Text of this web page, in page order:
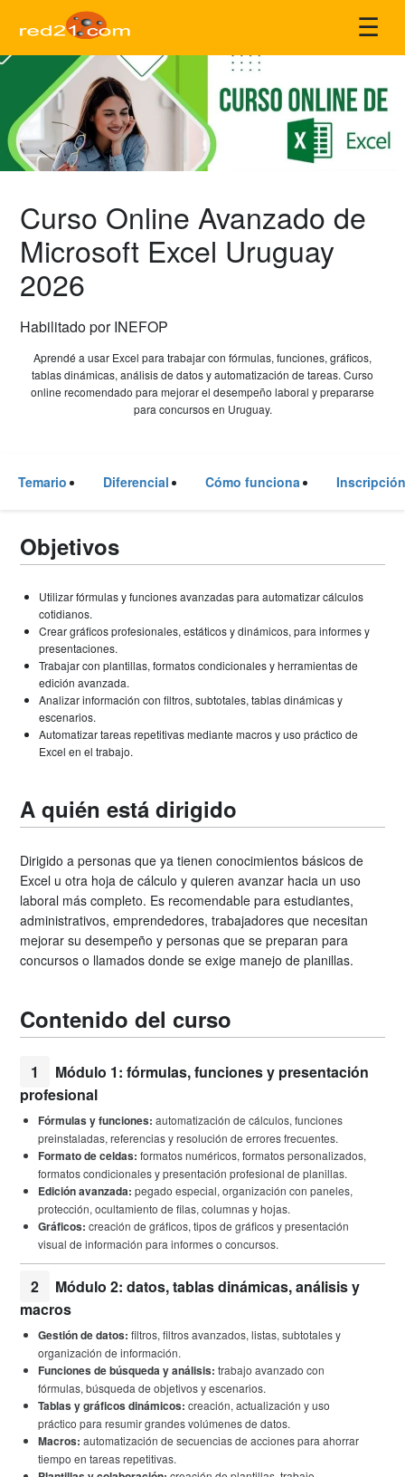
☰
Curso Online Avanzado de
Microsoft Excel Uruguay
2026
Habilitado por INEFOP
Aprendé a usar Excel para trabajar con fórmulas, funciones, gráficos,
tablas dinámicas, análisis de datos y automatización de tareas. Curso
online recomendado para mejorar el desempeño laboral y prepararse
para concursos en Uruguay.
Temario Diferencial Cómo funciona Inscripción
Objetivos
Utilizar fórmulas y funciones avanzadas para automatizar cálculos
cotidianos.
Crear gráficos profesionales, estáticos y dinámicos, para informes y
presentaciones.
Trabajar con plantillas, formatos condicionales y herramientas de
edición avanzada.
Analizar información con filtros, subtotales, tablas dinámicas y
escenarios.
Automatizar tareas repetitivas mediante macros y uso práctico de
Excel en el trabajo.
A quién está dirigido
Dirigido a personas que ya tienen conocimientos básicos de
Excel u otra hoja de cálculo y quieren avanzar hacia un uso
laboral más completo. Es recomendable para estudiantes,
administrativos, emprendedores, trabajadores que necesitan
mejorar su desempeño y personas que se preparan para
concursos o llamados donde se exige manejo de planillas.
Contenido del curso
1
Módulo 1: fórmulas, funciones y presentación
profesional
Fórmulas y funciones: automatización de cálculos, funciones
preinstaladas, referencias y resolución de errores frecuentes.
Formato de celdas: formatos numéricos, formatos personalizados,
formatos condicionales y presentación profesional de planillas.
Edición avanzada: pegado especial, organización con paneles,
protección, ocultamiento de filas, columnas y hojas.
Gráficos: creación de gráficos, tipos de gráficos y presentación
visual de información para informes o concursos.
2
Módulo 2: datos, tablas dinámicas, análisis y
macros
Gestión de datos: filtros, filtros avanzados, listas, subtotales y
organización de información.
Funciones de búsqueda y análisis: trabajo avanzado con
fórmulas, búsqueda de objetivos y escenarios.
Tablas y gráficos dinámicos: creación, actualización y uso
práctico para resumir grandes volúmenes de datos.
Macros: automatización de secuencias de acciones para ahorrar
tiempo en tareas repetitivas.